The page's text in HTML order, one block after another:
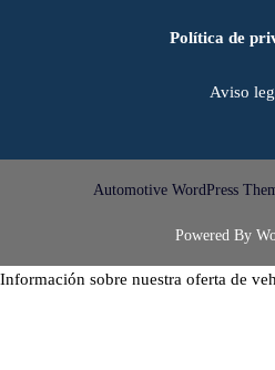
Política de
Aviso
Automotive WordPress
Powered By
Información sobre nuestra oferta de